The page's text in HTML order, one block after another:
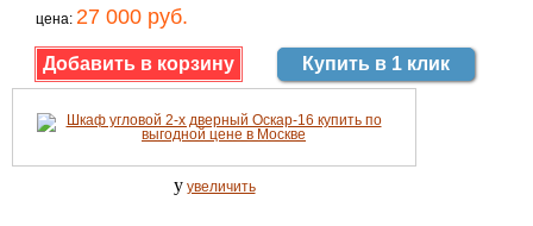
цена: 27 000 руб.
Купить в 1 клик
y увеличить